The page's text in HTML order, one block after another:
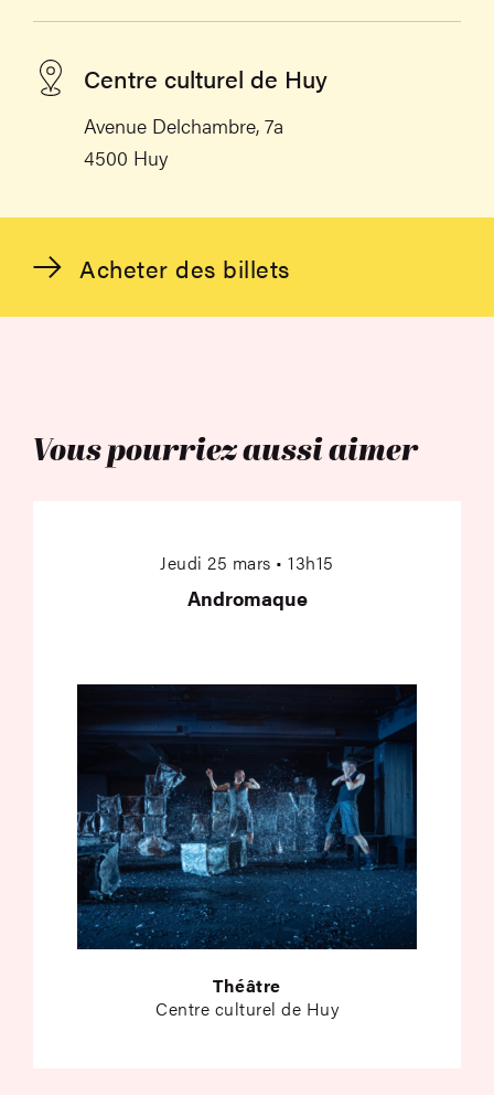
Acheter des billets
Centre culturel de Huy
Avenue Delchambre, 7a
4500 Huy
Vous pourriez aussi aimer
Jeudi 25 mars • 13h15
Andromaque
Théâtre
Centre culturel de Huy